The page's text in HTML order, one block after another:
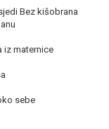
Bez kišobrana
iz maternice
sebe